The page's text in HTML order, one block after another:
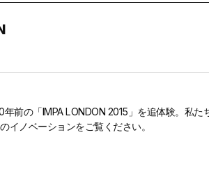
前の「IMPA LONDON 2015」を追体験。私
イノベーションをご覧ください。